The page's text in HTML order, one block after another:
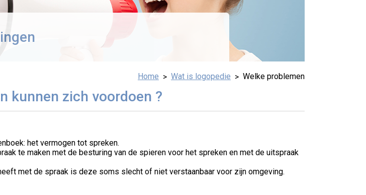
Home Wat is logopedie Welke problemen
kunnen zich voordoen ?
het vermogen tot spreken.
te maken met de besturing van de spieren voor het spreken en met de uitspraak
met de spraak is deze soms slecht of niet verstaanbaar voor zijn omgeving.